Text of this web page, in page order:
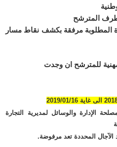
مرفقة بكشف نقاط مسار
ان وجدت
والوسائل لمديرية التجارة
المحددة تعد مرفوضة.